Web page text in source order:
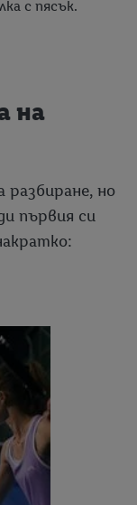
с пясък.
на
разбиране, но
първия си